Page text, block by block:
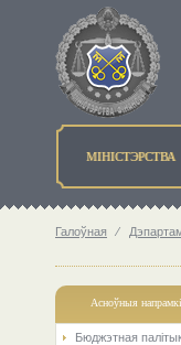
МIНIСТЭРСТВА
Галоўная ⁄
Асноўныя напрамкi
Бюджэтная